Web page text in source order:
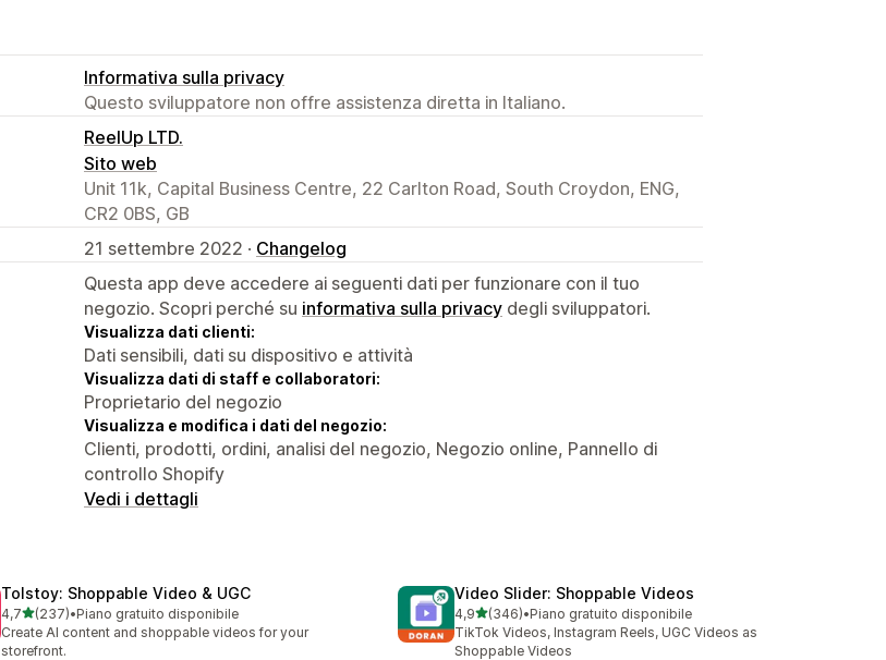
Informativa sulla privacy
Questo sviluppatore non offre assistenza diretta in Italiano.
ReelUp LTD.
Sito web
Unit 11k, Capital Business Centre, 22 Carlton Road, South Croydon, ENG,
CR2 0BS, GB
21 settembre 2022 · Changelog
Questa app deve accedere ai seguenti dati per funzionare con il tuo
negozio. Scopri perché su informativa sulla privacy degli sviluppatori.
Visualizza dati clienti:
Dati sensibili, dati su dispositivo e attività
Visualizza dati di staff e collaboratori:
Proprietario del negozio
Visualizza e modifica i dati del negozio:
Clienti, prodotti, ordini, analisi del negozio, Negozio online, Pannello di
controllo Shopify
Vedi i dettagli
Tolstoy: Shoppable Video & UGC
4,7stelle su 5
(237)
237 recensioni totali
•Piano gratuito disponibile
Create AI content and shoppable videos for your
storefront.
Video Slider: Shoppable Videos
4,9stelle su 5
(346)
346 recensioni totali
•Piano gratuito disponibile
TikTok Videos, Instagram Reels, UGC Videos as
Shoppable Videos